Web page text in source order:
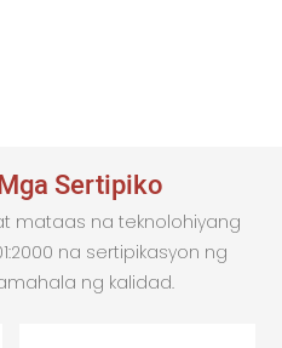
Sertipiko
mataas na teknolohiyang
na sertipikasyon ng
ng kalidad.